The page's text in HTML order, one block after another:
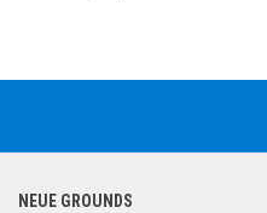
NEUE GROUNDS